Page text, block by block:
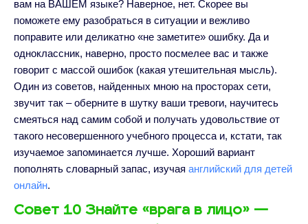
вам на ВАШЕМ языке? Наверное, нет. Скорее вы
поможете ему разобраться в ситуации и вежливо
поправите или деликатно «не заметите» ошибку. Да и
одноклассник, наверно, просто посмелее вас и также
говорит с массой ошибок (какая утешительная мысль).
Один из советов, найденных мною на просторах сети,
звучит так – оберните в шутку ваши тревоги, научитесь
смеяться над самим собой и получать удовольствие от
такого несовершенного учебного процесса и, кстати, так
изучаемое запоминается лучше. Хороший вариант
пополнять словарный запас, изучая английский для детей
онлайн.
Совет 10 Знайте «врага в лицо» —